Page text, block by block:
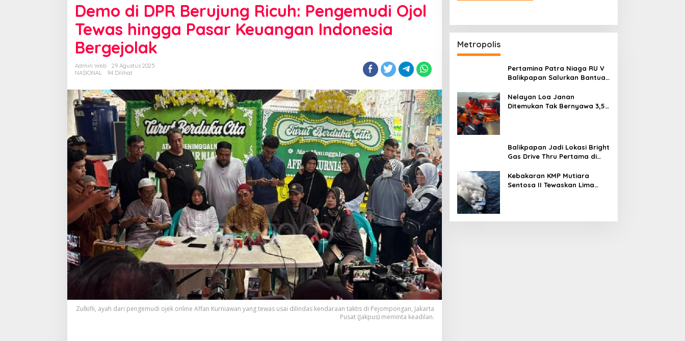
DPR
Berujung
Ricuh:
Pengemudi
Ojol
Tewas
hingga
Indonesia
Bergejolak
Demo di DPR Berujung Ricuh: Pengemudi Ojol
Tewas hingga Pasar Keuangan Indonesia
Bergejolak
Admin Web
29 Agustus 2025
NASIONAL
94 Dilihat
Zulkifli, ayah dari pengemudi ojek online Affan Kurniawan yang tewas usai dilindas kendaraan taktis di Pejompongan, Jakarta
Pusat (Jakpus) meminta keadilan.
Metropolis
Pertamina Patra Niaga RU V
Balikpapan Salurkan Bantuan
Kilang
Nelayan Loa Janan
Ditemukan Tak Bernyawa 3,5
Balikpapan Jadi Lokasi Bright
Gas Drive Thru Pertama di
Kebakaran KMP Mutiara
Sentosa II Tewaskan Lima